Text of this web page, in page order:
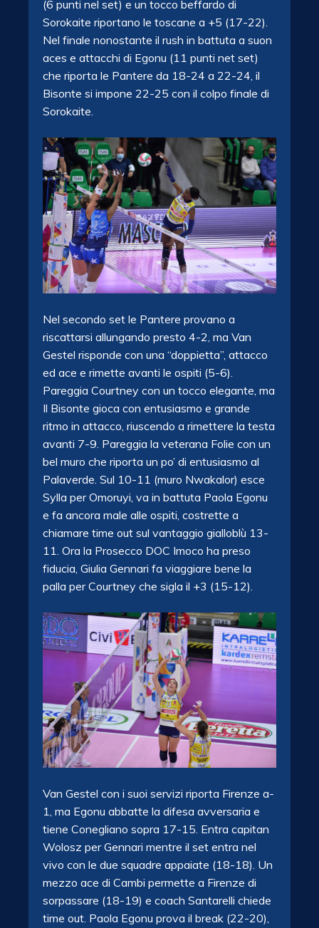
(6 punti nel set) e un tocco beffardo di
Sorokaite riportano le toscane a +5 (17-22).
Nel finale nonostante il rush in battuta a suon
aces e attacchi di Egonu (11 punti net set)
che riporta le Pantere da 18-24 a 22-24, il
Bisonte si impone 22-25 con il colpo finale di
Sorokaite.
Nel secondo set le Pantere provano a
riscattarsi allungando presto 4-2, ma Van
Gestel risponde con una “doppietta”, attacco
ed ace e rimette avanti le ospiti (5-6).
Pareggia Courtney con un tocco elegante, ma
Il Bisonte gioca con entusiasmo e grande
ritmo in attacco, riuscendo a rimettere la testa
avanti 7-9. Pareggia la veterana Folie con un
bel muro che riporta un po’ di entusiasmo al
Palaverde. Sul 10-11 (muro Nwakalor) esce
Sylla per Omoruyi, va in battuta Paola Egonu
e fa ancora male alle ospiti, costrette a
chiamare time out sul vantaggio gialloblù 13-
11. Ora la Prosecco DOC Imoco ha preso
fiducia, Giulia Gennari fa viaggiare bene la
palla per Courtney che sigla il +3 (15-12).
Van Gestel con i suoi servizi riporta Firenze a-
1, ma Egonu abbatte la difesa avversaria e
tiene Conegliano sopra 17-15. Entra capitan
Wolosz per Gennari mentre il set entra nel
vivo con le due squadre appaiate (18-18). Un
mezzo ace di Cambi permette a Firenze di
sorpassare (18-19) e coach Santarelli chiede
time out. Paola Egonu prova il break (22-20),